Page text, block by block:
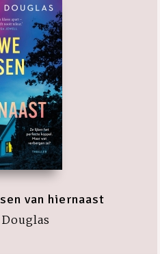
van hiernaast